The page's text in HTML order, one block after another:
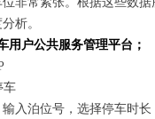
析。
用户公共服务管理平台；
车
入泊位号，选择停车时长